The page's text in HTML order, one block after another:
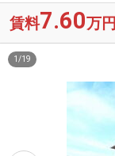
賃料7.60万円
1 /19